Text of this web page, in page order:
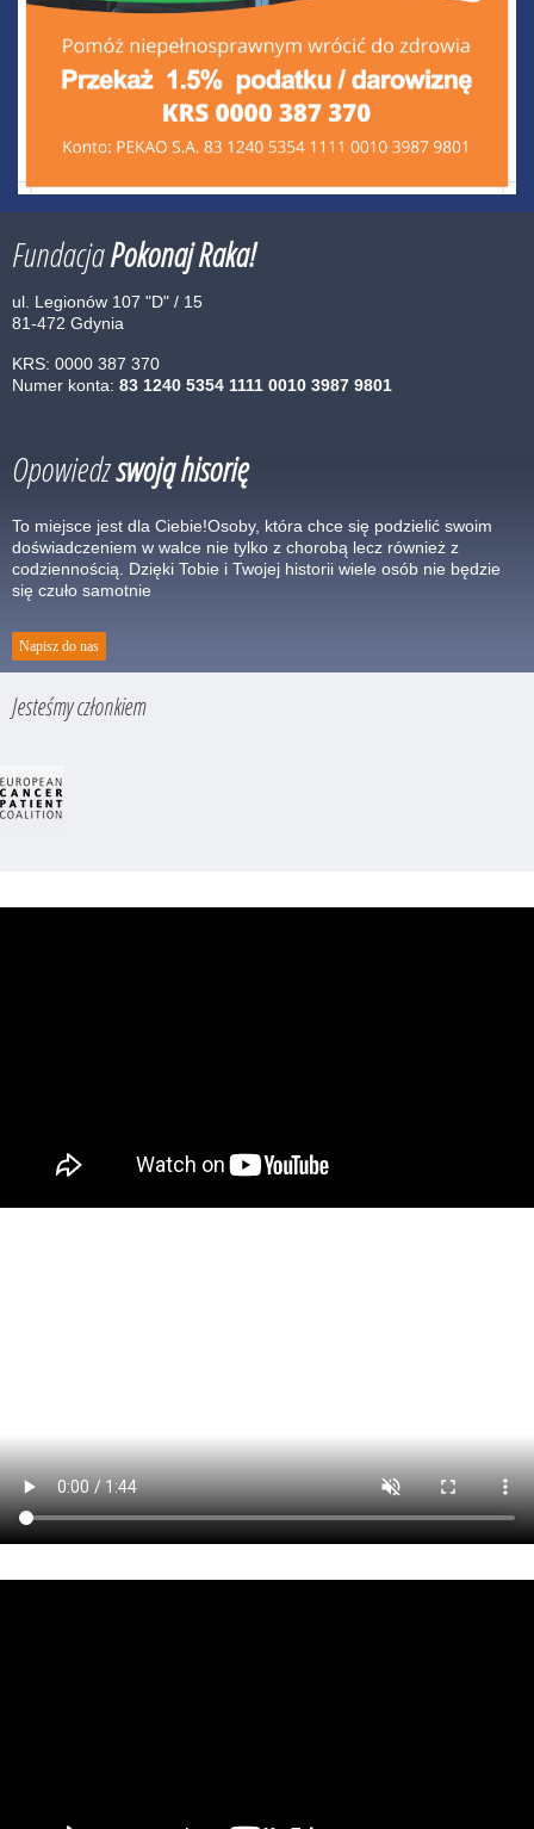
FundacjaPokonaj Raka!
ul. Legionów 107 "D" / 15
81-472 Gdynia
KRS: 0000 387 370
Numer konta: 83 1240 5354 1111 0010 3987 9801
Opowiedzswoją hisorię
To miejsce jest dla Ciebie!Osoby, która chce się podzielić swoim
doświadczeniem w walce nie tylko z chorobą lecz również z
codziennością. Dzięki Tobie i Twojej historii wiele osób nie będzie
się czuło samotnie
Napisz do nas
Jesteśmy członkiem